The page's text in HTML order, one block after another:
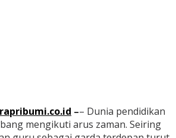
–– Dunia pendidikan
mengikuti arus zaman. Seiring